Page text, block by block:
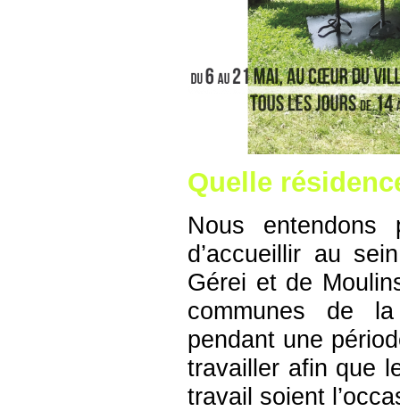
Quelle
Nous
d’accueillir au
Gérei et de
communes de
pendant une
travailler afin que
travail soient